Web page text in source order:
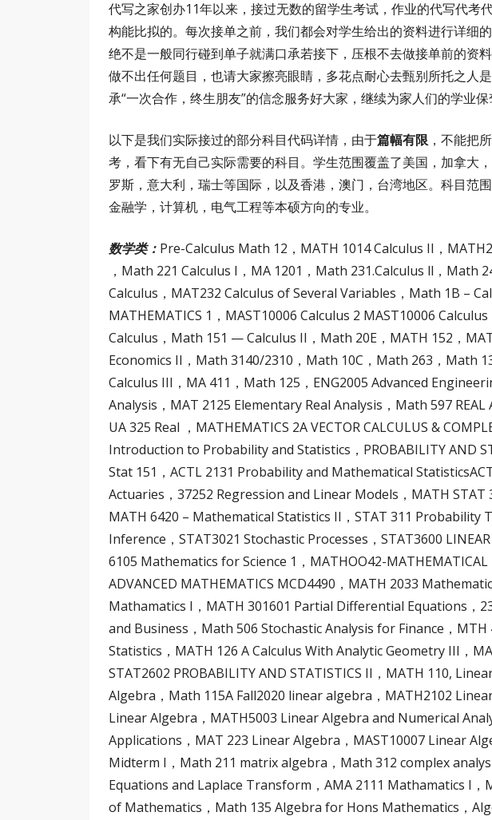
代写之家创办11年以来，接过无数的留学生考试，作业的代写代考
构能比拟的。每次接单之前，我们都会对学生给出的资料进行详细
绝不是一般同行碰到单子就满口承若接下，压根不去做接单前的资
做不出任何题目，也请大家擦亮眼睛，多花点耐心去甄别所托之人
承“一次合作，终生朋友”的信念服务好大家，继续为家人们的学业保
以下是我们实际接过的部分科目代码详情，由于篇幅有限 ，不能把
考，看下有无自己实际需要的科目。学生范围覆盖了美国，加拿大
罗斯，意大利，瑞士等国际，以及香港，澳门，台湾地区。科目范
金融学，计算机，电气工程等本硕方向的专业。
数学类： Pre-Calculus Math 12，MATH 1014 Calculus II，
，Math 221 Calculus I，MA 1201，Math 231.Calculus ll，Math
Calculus，MAT232 Calculus of Several Variables，Math 1B –
MATHEMATICS 1，MAST10006 Calculus 2 MAST10006
Calculus，Math 151 — Calculus II，Math 20E，MATH 152，
Economics II，Math 3140/2310，Math 10C，Math 263，Math
Calculus III，MA 411，Math 125，ENG2005 Advanced
Analysis，MAT 2125 Elementary Real Analysis，Math 597
UA 325 Real ，MATHEMATICS 2A VECTOR CALCULUS &
Introduction to Probability and Statistics，PROBABILITY AND
Stat 151，ACTL 2131 Probability and Mathematical
Actuaries，37252 Regression and Linear Models，MATH
MATH 6420 – Mathematical Statistics II，STAT 311 Probability
Inference，STAT3021 Stochastic Processes，STAT3600
6105 Mathematics for Science 1，MATHOO42-MATHEMATICAL
ADVANCED MATHEMATICS MCD4490，MATH 2033
Mathamatics I，MATH 301601 Partial Differential Equations，
and Business，Math 506 Stochastic Analysis for Finance，
Statistics，MATH 126 A Calculus With Analytic Geometry III，
STAT2602 PROBABILITY AND STATISTICS II，MATH 110,
Algebra，Math 115A Fall2020 linear algebra，MATH2102
Linear Algebra，MATH5003 Linear Algebra and Numerical
Applications，MAT 223 Linear Algebra，MAST10007 Linear
Midterm I，Math 211 matrix algebra，Math 312 complex
Equations and Laplace Transform，AMA 2111 Mathamatics I，
of Mathematics，Math 135 Algebra for Hons Mathematics，